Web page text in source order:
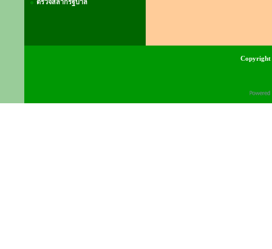
ตรวจสลากรัฐบาล
Copyright